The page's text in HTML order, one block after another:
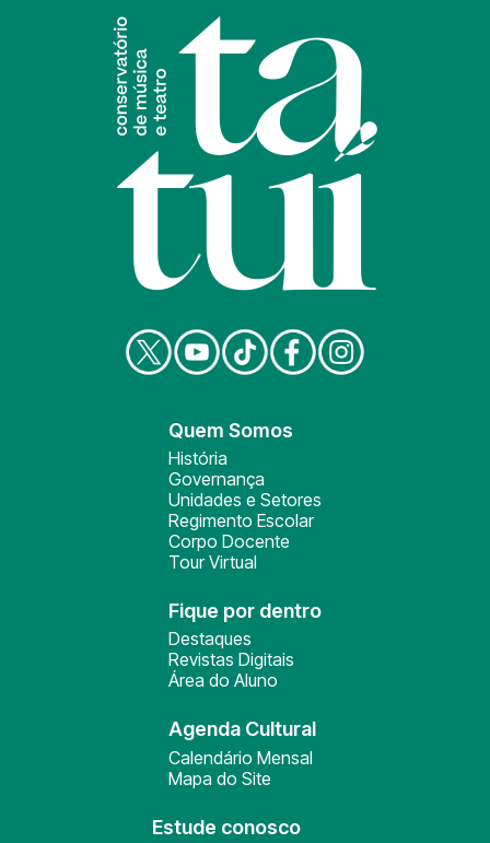
Quem Somos
História
Governança
Unidades e Setores
Regimento Escolar
Corpo Docente
Tour Virtual
Fique por dentro
Destaques
Revistas Digitais
Área do Aluno
Agenda Cultural
Calendário Mensal
Mapa do Site
Estude conosco